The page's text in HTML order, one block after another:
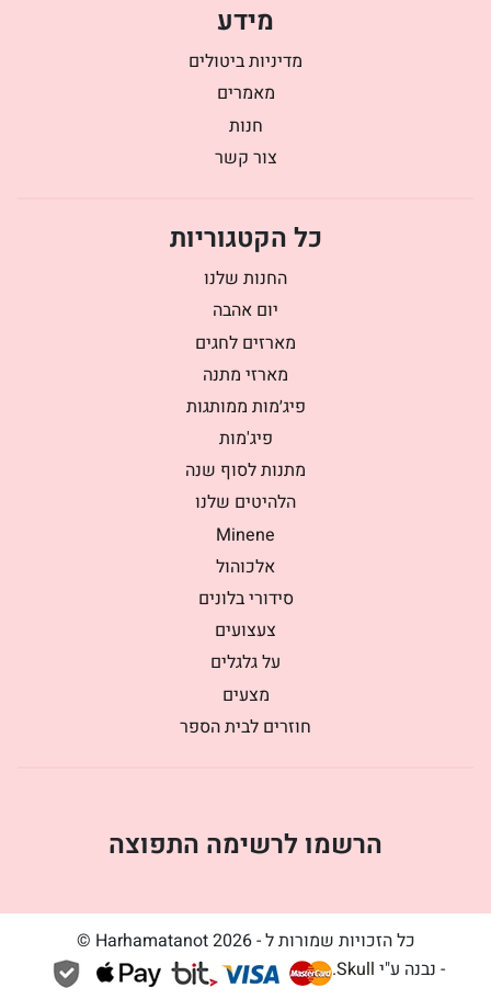
מידע
מדיניות ביטולים
מאמרים
חנות
צור קשר
כל הקטגוריות
החנות שלנו
יום אהבה
מארזים לחגים
מארזי מתנה
פיג׳מות ממותגות
פיג'מות
מתנות לסוף שנה
הלהיטים שלנו
Minene
אלכוהול
סידורי בלונים
צעצועים
על גלגלים
מצעים
חוזרים לבית הספר
הרשמו לרשימה התפוצה
כל הזכויות שמורות ל - Harhamatanot 2026 ©
- נבנה ע"י Skull
.